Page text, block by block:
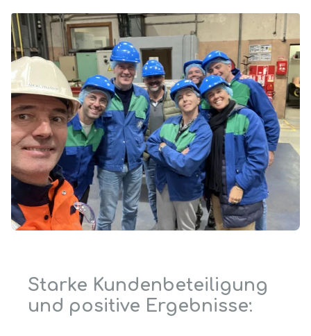
Starke Kundenbeteiligung
und positive Ergebnisse: